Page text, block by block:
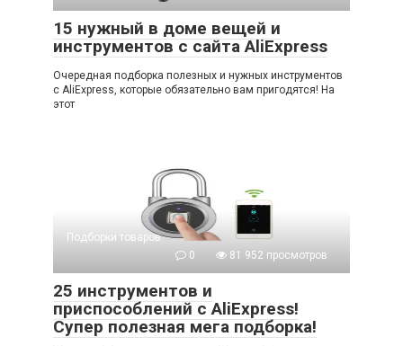
15 нужный в доме вещей и
инструментов с сайта AliExpress
Очередная подборка полезных и нужных инструментов
с AliExpress, которые обязательно вам пригодятся! На
этот
Подборки товаров
0
81 952 просмотров
25 инструментов и
приспособлений с AliExpress!
Супер полезная мега подборка!